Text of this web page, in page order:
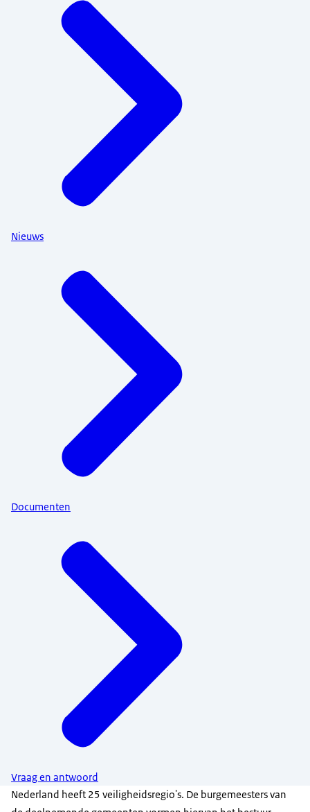
Nieuws
Documenten
Vraag en antwoord
Nederland heeft 25 veiligheidsregio's. De burgemeesters van